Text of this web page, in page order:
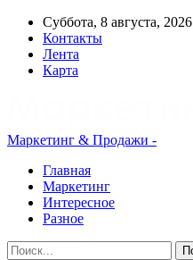
Суббота, 8 августа, 2026
Контакты
Лента
Карта
Маркетинг & Продажи -
Главная
Маркетинг
Интересное
Разное